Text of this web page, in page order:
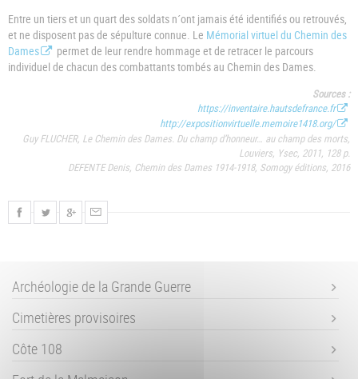
Entre un tiers et un quart des soldats n´ont jamais été identifiés ou retrouvés,
et ne disposent pas de sépulture connue. Le Mémorial virtuel du Chemin des
Dames
permet de leur rendre hommage et de retracer le parcours
individuel de chacun des combattants tombés au Chemin des Dames.
Sources :
https://inventaire.hautsdefrance.fr
http://expositionvirtuelle.memoire1418.org/
Guy FLUCHER, Le Chemin des Dames. Du champ d’honneur… au champ des morts,
Louviers, Ysec, 2011, 128 p.
DEFENTE Denis, Chemin des Dames 1914-1918, Somogy éditions, 2016
Archéologie de la Grande Guerre
Cimetières provisoires
Côte 108